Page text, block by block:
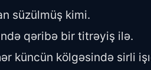
süzülmüş kimi.
qəribə bir titrəyiş ilə.
kölgəsində sirli